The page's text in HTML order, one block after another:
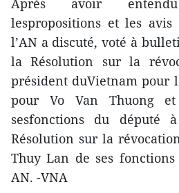
Après avoir
lespropositions et les avis
l’AN a discuté, voté à
la Résolution sur la
président duVietnam pour
pour Vo Van Thuong
sesfonctions du
Résolution sur la
Thuy Lan de ses
AN. -VNA